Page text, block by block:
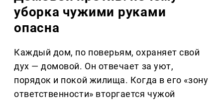
уборка чужими руками
опасна
Каждый дом, по поверьям, охраняет свой
дух — домовой. Он отвечает за уют,
порядок и покой жилища. Когда в его «зону
ответственности» вторгается чужой